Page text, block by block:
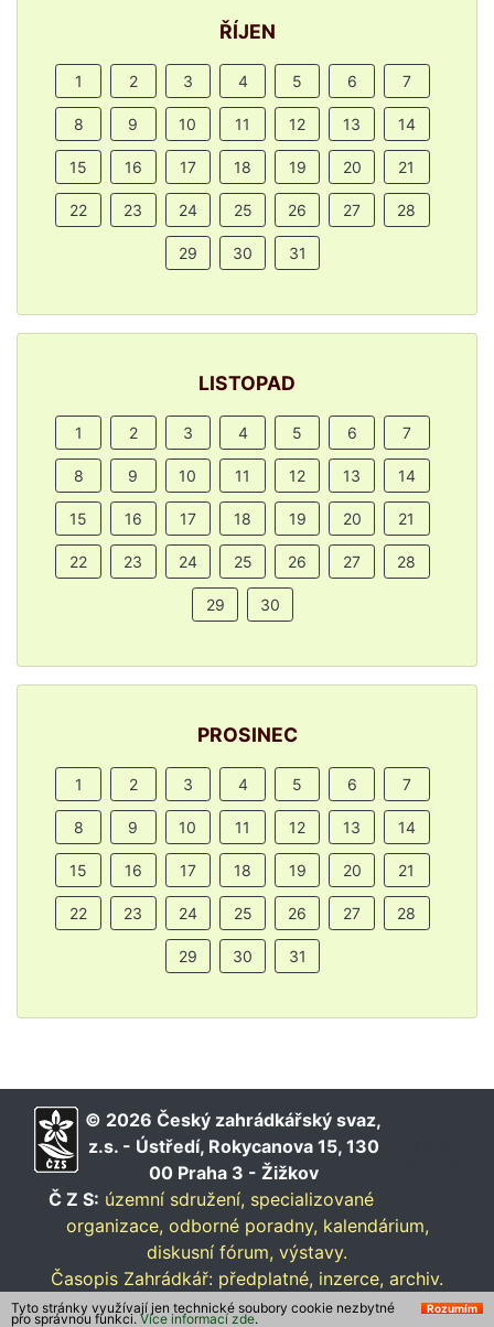
ŘÍJEN
1 2 3 4 5 6 7
8 9 10 11 12 13 14
15 16 17 18 19 20 21
22 23 24 25 26 27 28
29 30 31
LISTOPAD
1 2 3 4 5 6 7
8 9 10 11 12 13 14
15 16 17 18 19 20 21
22 23 24 25 26 27 28
29 30
PROSINEC
1 2 3 4 5 6 7
8 9 10 11 12 13 14
15 16 17 18 19 20 21
22 23 24 25 26 27 28
29 30 31
© 2026 Český zahrádkářský svaz,
z.s. - Ústředí, Rokycanova 15, 130
00 Praha 3 - Žižkov
Č Z S: územní sdružení, specializované
organizace, odborné poradny, kalendárium,
diskusní fórum, výstavy.
Časopis Zahrádkář: předplatné, inzerce, archiv.
Rozumím
Tyto stránky využívají jen technické soubory cookie nezbytné
pro správnou funkci. Více informací zde.